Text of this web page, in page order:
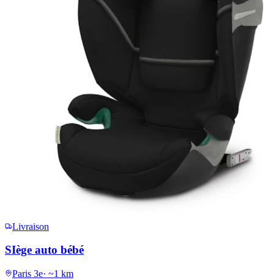
Livraison
SIège auto bébé
Paris 3e· ~1 km